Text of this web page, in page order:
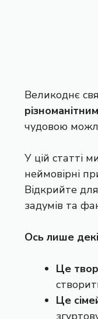
Великоднє
чудовою
У цій статті
неймовірні
Відкрийте
задумів та
Ось лише
Це
Це